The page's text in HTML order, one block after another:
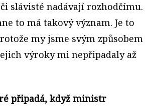
slávisté nadávají rozhodčímu.
to má takový význam. Je to
my jsme svým způsobem
výroky mi nepřipadaly až
připadá, když ministr